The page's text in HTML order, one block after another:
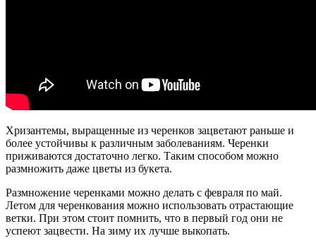
Хризантемы, выращенные из черенков зацветают раньше и
более устойчивы к различным заболеваниям. Черенки
приживаются достаточно легко. Таким способом можно
размножить даже цветы из букета.
Размножение черенками можно делать с февраля по май.
Летом для черенкования можно использовать отрастающие
ветки. При этом стоит помнить, что в первый год они не
успеют зацвести. На зиму их лучше выкопать.